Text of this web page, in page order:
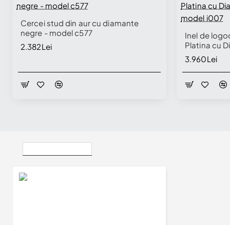
🔥 Selling fast
Cercei stud din aur cu diamante
negre - model c577
2.382Lei
Inel de
Platina cu
model i007
3.960Lei